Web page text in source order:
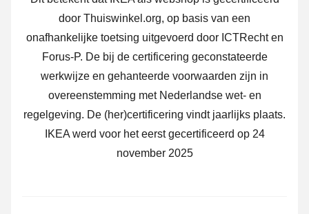
door Thuiswinkel.org, op basis van een
onafhankelijke toetsing uitgevoerd door ICTRecht en
Forus-P. De bij de certificering geconstateerde
werkwijze en gehanteerde voorwaarden zijn in
overeenstemming met Nederlandse wet- en
regelgeving. De (her)certificering vindt jaarlijks plaats.
IKEA werd voor het eerst gecertificeerd op 24
november 2025